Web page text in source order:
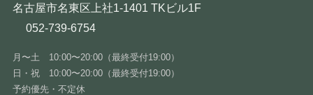
名古屋市名東区上社1-1401 TKビル1F
052-739-6754
月〜土 10:00〜20:00（最終受付19:00）
日・祝 10:00〜20:00（最終受付19:00）
予約優先・不定休